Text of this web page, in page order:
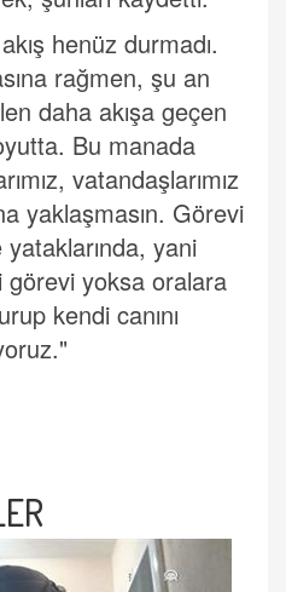
henüz durmadı.
rağmen, şu an
daha akışa geçen
Bu manada
vatandaşlarımız
yaklaşmasın. Görevi
yataklarında, yani
yoksa oralara
kendi canını